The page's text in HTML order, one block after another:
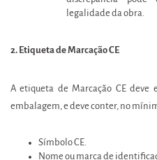
legalidade da obra.
2. Etiqueta de Marcação CE
A etiqueta de Marcação CE deve
embalagem, e deve conter, no
Símbolo CE.
Nome ou marca de